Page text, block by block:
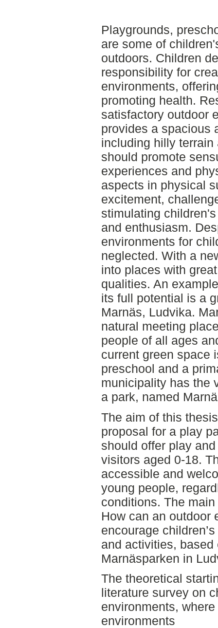
Playgrounds,
are some of
outdoors. Children
responsibility for
environments,
promoting health.
satisfactory outdoor
provides a spacious
including hilly
should promote
experiences and
aspects in physical
excitement,
stimulating
and enthusiasm.
environments for
neglected. With a
into places with great
qualities. An
its full potential is a
Marnäs, Ludvika.
natural meeting
people of all ages
current green space
preschool and a
municipality has the
a park, named
The aim of this
proposal for a play
should offer play
visitors aged 0-18.
accessible and
young people,
conditions. The
How can an outdoor
encourage
and activities, based
Marnäsparken in
The theoretical
literature survey on
environments,
environments